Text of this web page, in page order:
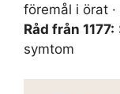
föremål i örat ·
Råd från 1177:
symtom